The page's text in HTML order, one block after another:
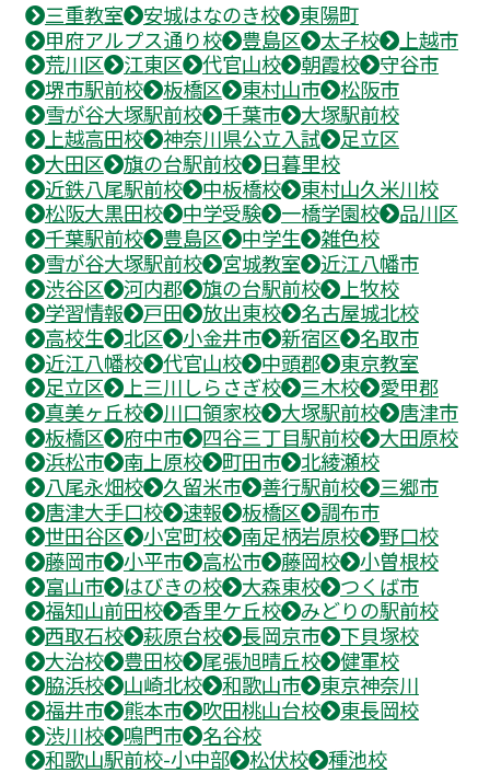
三重教室
安城はなのき校
東陽町
甲府アルプス通り校
豊島区 太子校
上越市
荒川区
江東区 代官山校 朝霞校
守谷市
堺市駅前校
板橋区 東村山市
松阪市
雪が谷大塚駅前校
千葉市
大塚駅前校
上越高田校
神奈川県公立入試
足立区
大田区
旗の台駅前校
日暮里校
近鉄八尾駅前校
中板橋校
東村山久米川校
松阪大黒田校
中学受験 一橋学園校
品川区
千葉駅前校
豊島区 中学生
雑色校
雪が谷大塚駅前校
宮城教室
近江八幡市
渋谷区
河内郡 旗の台駅前校
上牧校
学習情報
戸田 放出東校
名古屋城北校
高校生
北区 小金井市 新宿区
名取市
近江八幡校
代官山校 中頭郡
東京教室
足立区
上三川しらさぎ校 三木校
愛甲郡
真美ヶ丘校
川口領家校 大塚駅前校
唐津市
板橋区
府中市 四谷三丁目駅前校
大田原校
浜松市
南上原校 町田市
北綾瀬校
八尾永畑校
久留米市 善行駅前校
三郷市
唐津大手口校
速報 板橋区
調布市
世田谷区
小宮町校 南足柄岩原校
野口校
藤岡市
小平市 高松市 藤岡校
小曽根校
富山市
はびきの校 大森東校
つくば市
福知山前田校
香里ケ丘校
みどりの駅前校
西取石校
萩原台校 長岡京市
下貝塚校
大治校
豊田校 尾張旭晴丘校
健軍校
脇浜校
山崎北校 和歌山市
東京神奈川
福井市
熊本市 吹田桃山台校
東長岡校
渋川校
鳴門市
名谷校
和歌山駅前校-小中部
松伏校
種池校